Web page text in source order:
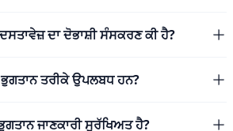
ਦਾ ਦੋਭਾਸ਼ੀ ਸੰਸਕਰਣ ਕੀ ਹੈ?
ਤਰੀਕੇ ਉਪਲਬਧ ਹਨ?
ਜਾਣਕਾਰੀ ਸੁਰੱਖਿਅਤ ਹੈ?